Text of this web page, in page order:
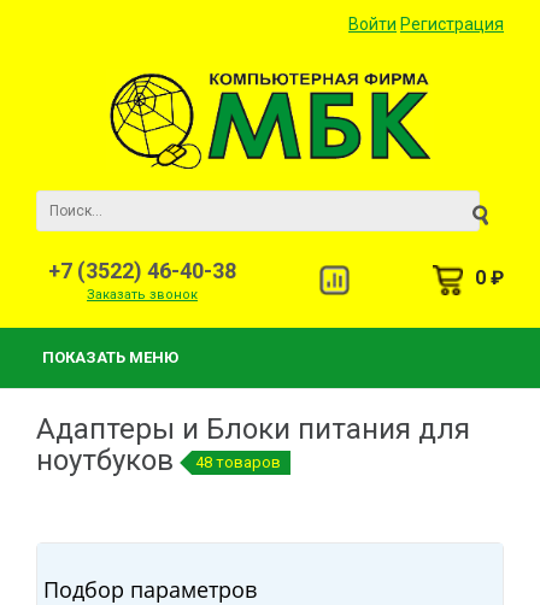
Войти Регистрация
+7 (3522) 46-40-38
Заказать звонок
0 ₽
ПОКАЗАТЬ МЕНЮ
Адаптеры и Блоки питания для
ноутбуков
48 товаров
Подбор параметров